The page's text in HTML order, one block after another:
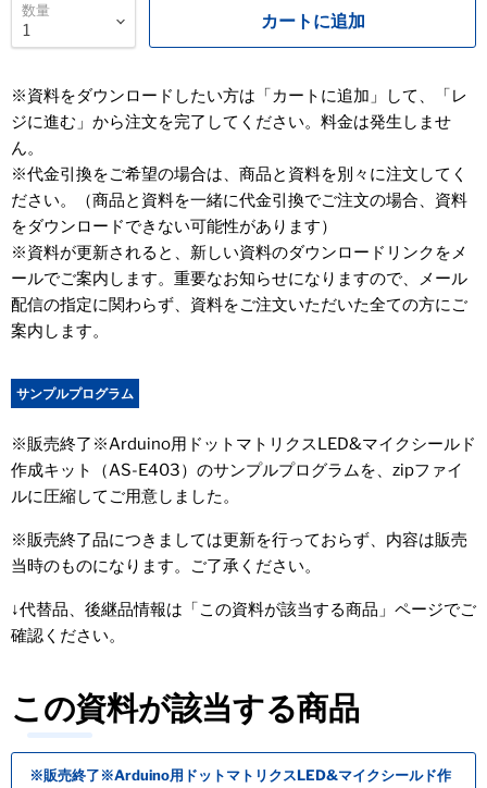
数量
カートに追加
※資料をダウンロードしたい方は「カートに追加」して、「レ
ジに進む」から注文を完了してください。料金は発生しませ
ん。
※代金引換をご希望の場合は、商品と資料を別々に注文してく
ださい。（商品と資料を一緒に代金引換でご注文の場合、資料
をダウンロードできない可能性があります）
※資料が更新されると、新しい資料のダウンロードリンクをメ
ールでご案内します。重要なお知らせになりますので、メール
配信の指定に関わらず、資料をご注文いただいた全ての方にご
案内します。
サンプルプログラム
※販売終了※Arduino用ドットマトリクスLED&マイクシールド
作成キット（AS-E403）のサンプルプログラムを、zipファイ
ルに圧縮してご用意しました。
※販売終了品につきましては更新を行っておらず、内容は販売
当時のものになります。ご了承ください。
↓代替品、後継品情報は「この資料が該当する商品」ページでご
確認ください。
この資料が該当する商品
※販売終了※Arduino用ドットマトリクスLED&マイクシールド作